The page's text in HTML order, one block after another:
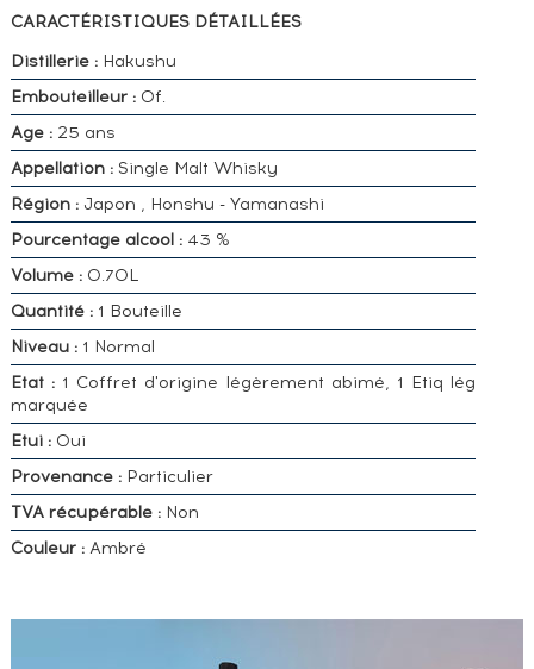
CARACTÉRISTIQUES DÉTAILLÉES
Distillerie :Hakushu
Embouteilleur :Of.
Age :25 ans
Appellation :Single Malt Whisky
Région : Japon , Honshu - Yamanashi
Pourcentage alcool :43 %
Volume : 0.70L
Quantité :1 Bouteille
Niveau :1 Normal
Etat : 1 Coffret d'origine légèrement abimé, 1 Etiq lég
marquée
Etui :Oui
Provenance :Particulier
TVA récupérable :Non
Couleur :Ambré